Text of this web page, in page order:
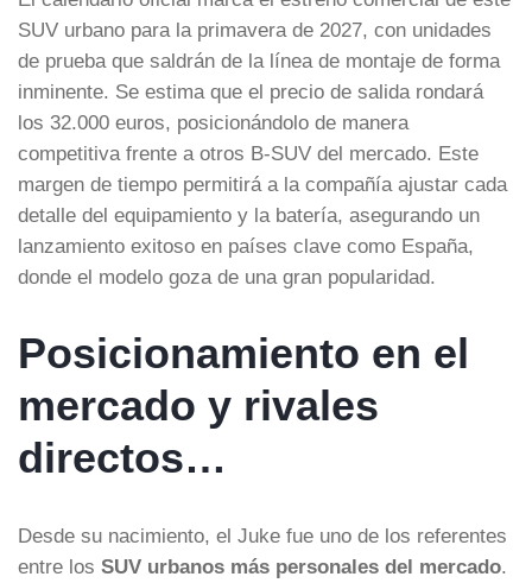
SUV urbano para la primavera de 2027, con unidades
de prueba que saldrán de la línea de montaje de forma
inminente. Se estima que el precio de salida rondará
los 32.000 euros, posicionándolo de manera
competitiva frente a otros B-SUV del mercado. Este
margen de tiempo permitirá a la compañía ajustar cada
detalle del equipamiento y la batería, asegurando un
lanzamiento exitoso en países clave como España,
donde el modelo goza de una gran popularidad.
Posicionamiento en el
mercado y rivales
directos…
Desde su nacimiento, el Juke fue uno de los referentes
entre los SUV urbanos más personales del mercado.